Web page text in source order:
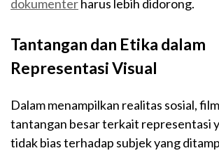
dokumenterharus lebih didorong.
Tantangan dan Etika dalam
Representasi Visual
Dalam menampilkan realitas sosial,
tantangan besar terkait representasi
tidak bias terhadap subjek yang